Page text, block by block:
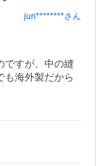
jun********さん
ですが、中の縫
も海外製だから